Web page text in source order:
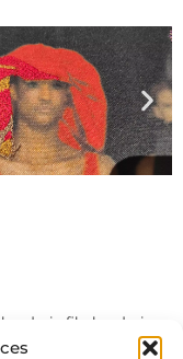
fils, broderie